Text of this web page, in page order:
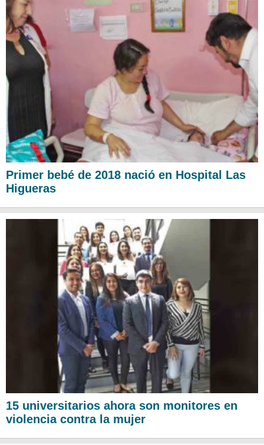
Primer bebé de 2018 nació en Hospital Las
Higueras
15 universitarios ahora son monitores en
violencia contra la mujer